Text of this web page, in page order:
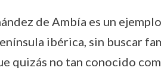
de Ambía es un
ibérica, sin buscar
quizás no tan conocido